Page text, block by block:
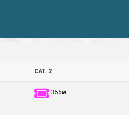
CAT. 2
355₪